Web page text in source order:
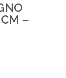
–